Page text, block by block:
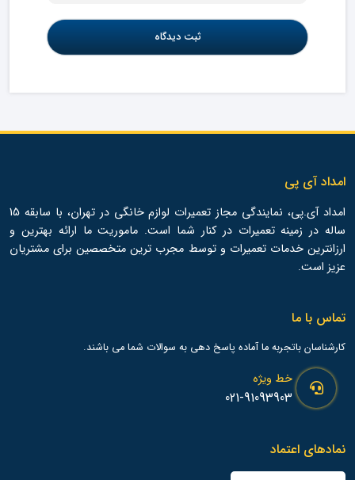
امداد آی پی
امداد آی.پی، نمایندگی مجاز تعمیرات لوازم خانگی در تهران، با سابقه 15
ساله در زمینه تعمیرات در کنار شما است. ماموریت ما ارائه بهترین و
ارزانترین خدمات تعمیرات و توسط مجرب ترین متخصصین برای مشتریان
عزیز است.
تماس با ما
کارشناسان باتجربه ما آماده پاسخ دهی به سوالات شما می باشند.
خط ویژه
021-91093903
نمادهای اعتماد